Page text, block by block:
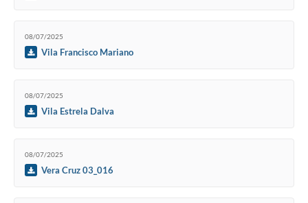
08/07/2025
Vila Francisco Mariano
08/07/2025
Vila Estrela Dalva
08/07/2025
Vera Cruz 03_016